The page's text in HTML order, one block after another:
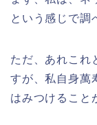
という感じで調
ただ、あれこれ
すが、私自身萬
はみつけること